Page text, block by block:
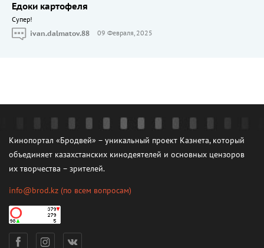
Едоки картофеля
Cупер!
ivan.dalmatov.88
09 Февраля, 2025
Кинопортал «Бродвей» – уникальный проект Казнета, который
объединяет казахстанских кинодеятелей и основных цензоров
их творчества – зрителей.
info@brod.kz (по всем вопросам)